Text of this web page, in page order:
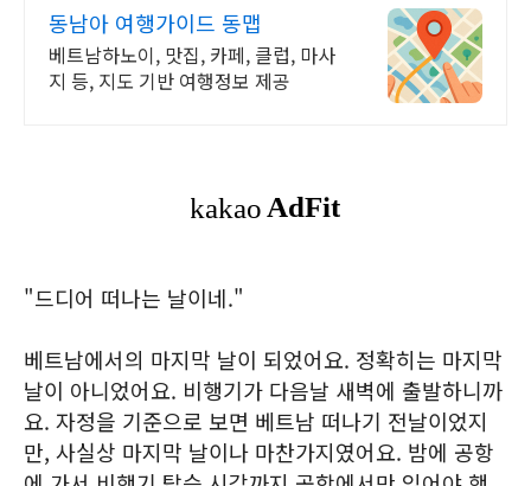
동남아 여행가이드 동맵
베트남하노이, 맛집, 카페, 클럽, 마사
지 등, 지도 기반 여행정보 제공
"드디어 떠나는 날이네."
베트남에서의 마지막 날이 되었어요. 정확히는 마지막
날이 아니었어요. 비행기가 다음날 새벽에 출발하니까
요. 자정을 기준으로 보면 베트남 떠나기 전날이었지
만, 사실상 마지막 날이나 마찬가지였어요. 밤에 공항